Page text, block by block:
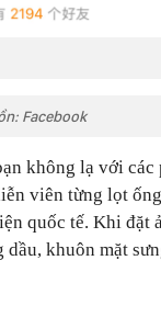
Facebook
không lạ với
viên từng lọt
quốc tế. Khi đặt
khuôn mặt